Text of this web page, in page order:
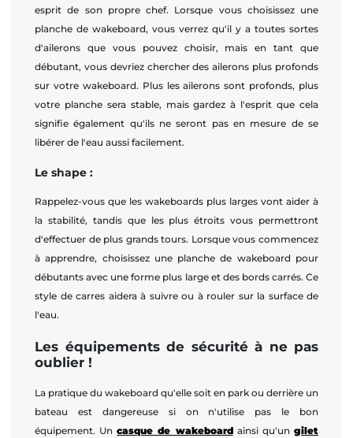
esprit de son propre chef. Lorsque vous choisissez une
planche de wakeboard, vous verrez qu'il y a toutes sortes
d'ailerons que vous pouvez choisir, mais en tant que
débutant, vous devriez chercher des ailerons plus profonds
sur votre wakeboard. Plus les ailerons sont profonds, plus
votre planche sera stable, mais gardez à l'esprit que cela
signifie également qu'ils ne seront pas en mesure de se
libérer de l'eau aussi facilement.
Le shape :
Rappelez-vous que les wakeboards plus larges vont aider à
la stabilité, tandis que les plus étroits vous permettront
d'effectuer de plus grands tours. Lorsque vous commencez
à apprendre, choisissez une planche de wakeboard pour
débutants avec une forme plus large et des bords carrés. Ce
style de carres aidera à suivre ou à rouler sur la surface de
l'eau.
Les équipements de sécurité à ne pas
oublier !
La pratique du wakeboard qu'elle soit en park ou derrière un
bateau est dangereuse si on n'utilise pas le bon
équipement. Uncasque de wakeboardainsi qu'ungilet